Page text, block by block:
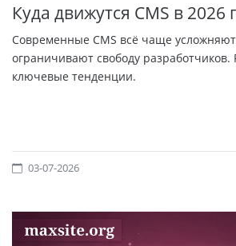
Куда движутся CMS в 2026
Современные CMS всё чаще
ограничивают свободу разработчиков.
ключевые тенденции.
03-07-2026